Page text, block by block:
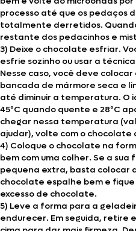
processo até que os pedaços
totalmente derretidos.
restante dos pedacinhos e
3) Deixe o chocolate esfriar.
esfrie sozinho ou usar a
Nesse caso, você deve
bancada de mármore seca e
até diminuir a temperatura. O
45ºC quando quente e 28ºC
chegar nessa temperatura
ajudar), volte com o chocolate
4) Coloque o chocolate na
bem com uma colher. Se a
pequena extra, basta colocar
chocolate espalhe bem e
excesso de chocolate.
5) Leve a forma para a
endurecer. Em seguida, retire